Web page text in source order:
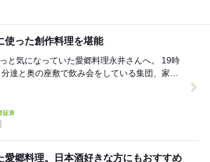
使った創作料理を堪能
気になっていた愛郷料理永井さんへ。 19時
愛郷料理。日本酒好きな方にもおすすめ